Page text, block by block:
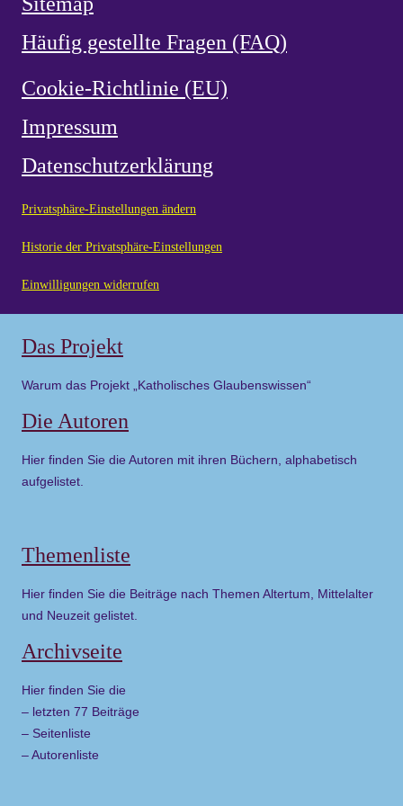
Häufig gestellte Fragen (FAQ)
Cookie-Richtlinie (EU)
Impressum
Datenschutzerklärung
Privatsphäre-Einstellungen ändern
Historie der Privatsphäre-Einstellungen
Einwilligungen widerrufen
Das Projekt
Warum das Projekt „Katholisches Glaubenswissen“
Die Autoren
Hier finden Sie die Autoren mit ihren Büchern, alphabetisch
aufgelistet.
Themenliste
Hier finden Sie die Beiträge nach Themen Altertum, Mittelalter
und Neuzeit gelistet.
Archivseite
Hier finden Sie die
– letzten 77 Beiträge
– Seitenliste
– Autorenliste